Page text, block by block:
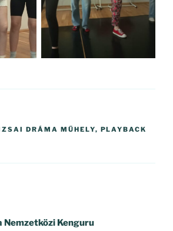
DRÁMA MŰHELY, PLAYBACK
Nemzetközi Kenguru